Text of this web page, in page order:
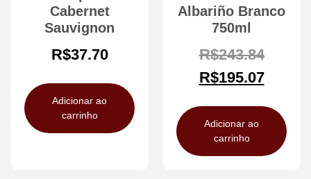
Cabernet
Sauvignon
R$37.70
Adicionar ao
carrinho
Albariño Branco
750ml
R$243.84
R$195.07
Adicionar ao
carrinho